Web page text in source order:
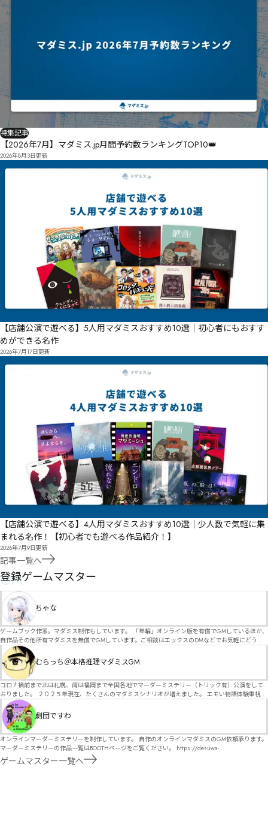
特集記事
【2026年7月】マダミス.jp月間予約数ランキングTOP10👑
2026年8月3日更新
【店舗公演で遊べる】5人用マダミスおすすめ10選｜初心者にもおすす
めができる名作
2026年7月17日更新
【店舗公演で遊べる】4人用マダミスおすすめ10選｜少人数で気軽に集
まれる名作！【初心者でも遊べる作品紹介！】
2026年7月9日更新
記事一覧へ
GM
登録ゲームマスター
ちゃな
ゲームブック作家。マダミス制作もしています。 「年輪」オンライン版を有償でGMしているほか、
自作品その他所有マダミスを無償でGMしています。ご相談はエックスのDMなどでお気軽にどう
ぞ。
むらっち＠本格推理マダミスGM
コロナ禍前まで北は札幌、南は福岡まで全国各地でマーダーミステリー（トリック有）公演をして
おりました。 ２０２５年現在、たくさんのマダミスシナリオが増えました。 エモい物語体験重視の
シナリオがマダミス・マーダーミステリーというジャンル名でたくさんあるため、そのようなシナ
リオは簡単に遊べます。 しかし、２～３時間ずっと考え＆議論して、見たことないトリックが解け
る閃きや犯人として逃げ切る楽しみのある本格推理マーダーミステリーを見つけることが難しくな
劇団ですわ
オンラインマーダーミステリーを制作しています。 自作のオンラインマダミスのGM依頼承ります。
マーダーミステリーの作品一覧はBOOTHページをご覧ください。 https://desuwa-
madamisu.booth.pm/ 以下注意事項をご一読、同意の上で、予約フォームからご連絡ください。
■GM依頼の注意事項■ ①依頼をする作品のＢＯＯＴＨの概要を確認した上で、依頼してくださ
ゲームマスター一覧へ